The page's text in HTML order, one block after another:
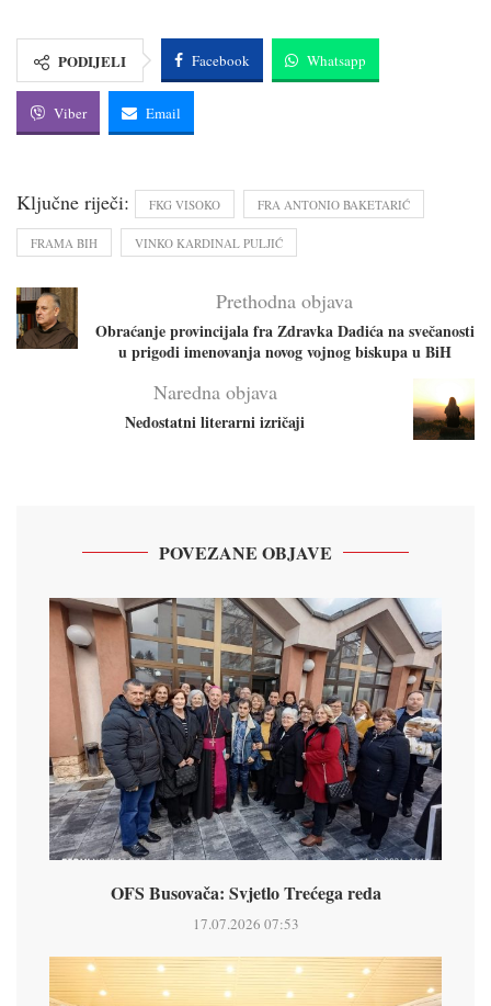
PODIJELI Facebook Whatsapp
Viber Email
Ključne riječi: FKG VISOKO FRA ANTONIO BAKETARIĆ
FRAMA BIH VINKO KARDINAL PULJIĆ
Prethodna objava
Obraćanje provincijala fra Zdravka Dadića na svečanosti
u prigodi imenovanja novog vojnog biskupa u BiH
Naredna objava
Nedostatni literarni izričaji
POVEZANE OBJAVE
OFS Busovača: Svjetlo Trećega reda
17.07.2026 07:53